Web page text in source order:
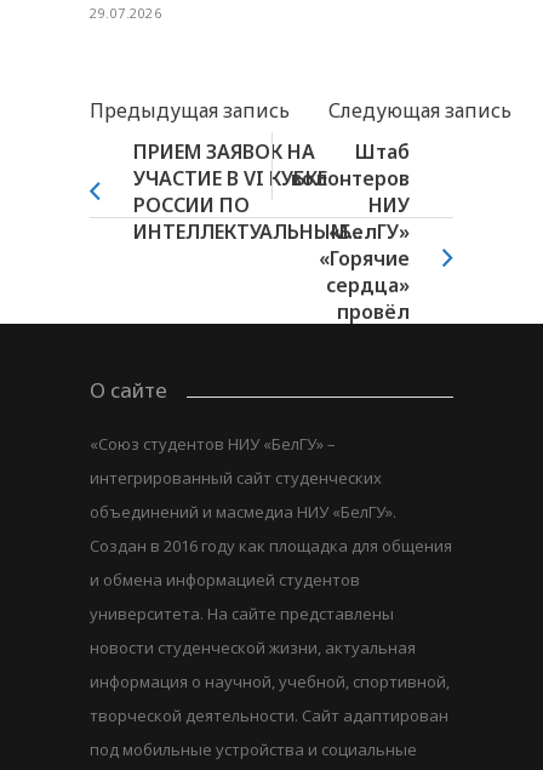
29.07.2026
Предыдущая запись
Следующая запись
ПРИЕМ ЗАЯВОК НА
УЧАСТИЕ В VI КУБКЕ
РОССИИ ПО
ИНТЕЛЛЕКТУАЛЬНЫМ...
Штаб
волонтеров
НИУ
«БелГУ»
«Горячие
сердца»
провёл
О сайте
«Союз студентов НИУ «БелГУ» –
интегрированный сайт студенческих
объединений и масмедиа НИУ «БелГУ».
Создан в 2016 году как площадка для общения
и обмена информацией студентов
университета. На сайте представлены
новости студенческой жизни, актуальная
информация о научной, учебной, спортивной,
творческой деятельности. Сайт адаптирован
под мобильные устройства и социальные